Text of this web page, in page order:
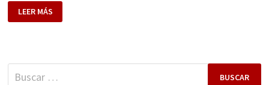
HISTORIA
DE
EDREAMS.
QUE
CONQUISTÓ
EUROPA
LEER MÁS
Buscar: